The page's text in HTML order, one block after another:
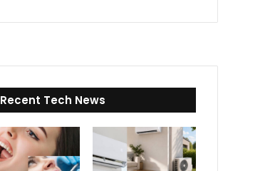
Recent Tech News